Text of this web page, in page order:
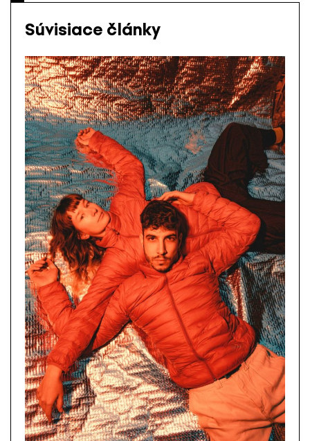
Súvisiace články